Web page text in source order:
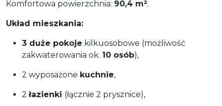
Komfortowa powierzchnia: 90,4 m².
Układ mieszkania:
3 duże pokoje kilkuosobowe (możliwość
zakwaterowania ok. 10 osób),
2 wyposażone kuchnie,
2łazienki (łącznie 2 prysznice),